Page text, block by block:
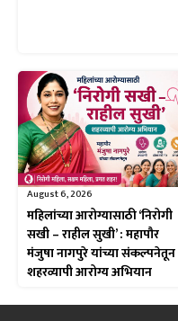
August 6, 2026
महिलांच्या आरोग्यासाठी ‘निरोगी
सखी – राहील सुखी’ : महापौर
मंजुषा नागपुरे यांच्या संकल्पनेतून
शहरव्यापी आरोग्य अभियान